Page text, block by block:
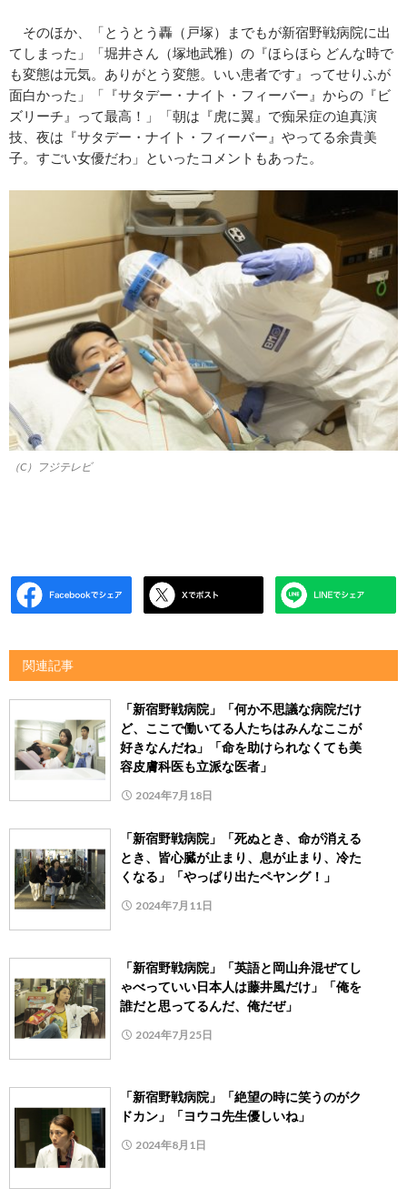
そのほか、「とうとう轟（戸塚）までもが新宿野戦病院に出
てしまった」「堀井さん（塚地武雅）の『ほらほら どんな時で
も変態は元気。ありがとう変態。いい患者です』ってせりふが
面白かった」「『サタデー・ナイト・フィーバー』からの『ビ
ズリーチ』って最高！」「朝は『虎に翼』で痴呆症の迫真演
技、夜は『サタデー・ナイト・フィーバー』やってる余貴美
子。すごい女優だわ」といったコメントもあった。
（C）フジテレビ
関連記事
「新宿野戦病院」「何か不思議な病院だけ
ど、ここで働いてる人たちはみんなここが
好きなんだね」「命を助けられなくても美
容皮膚科医も立派な医者」
2024年7月18日
「新宿野戦病院」「死ぬとき、命が消える
とき、皆心臓が止まり、息が止まり、冷た
くなる」「やっぱり出たペヤング！」
2024年7月11日
「新宿野戦病院」「英語と岡山弁混ぜてし
ゃべっていい日本人は藤井風だけ」「俺を
誰だと思ってるんだ、俺だぜ」
2024年7月25日
「新宿野戦病院」「絶望の時に笑うのがク
ドカン」「ヨウコ先生優しいね」
2024年8月1日